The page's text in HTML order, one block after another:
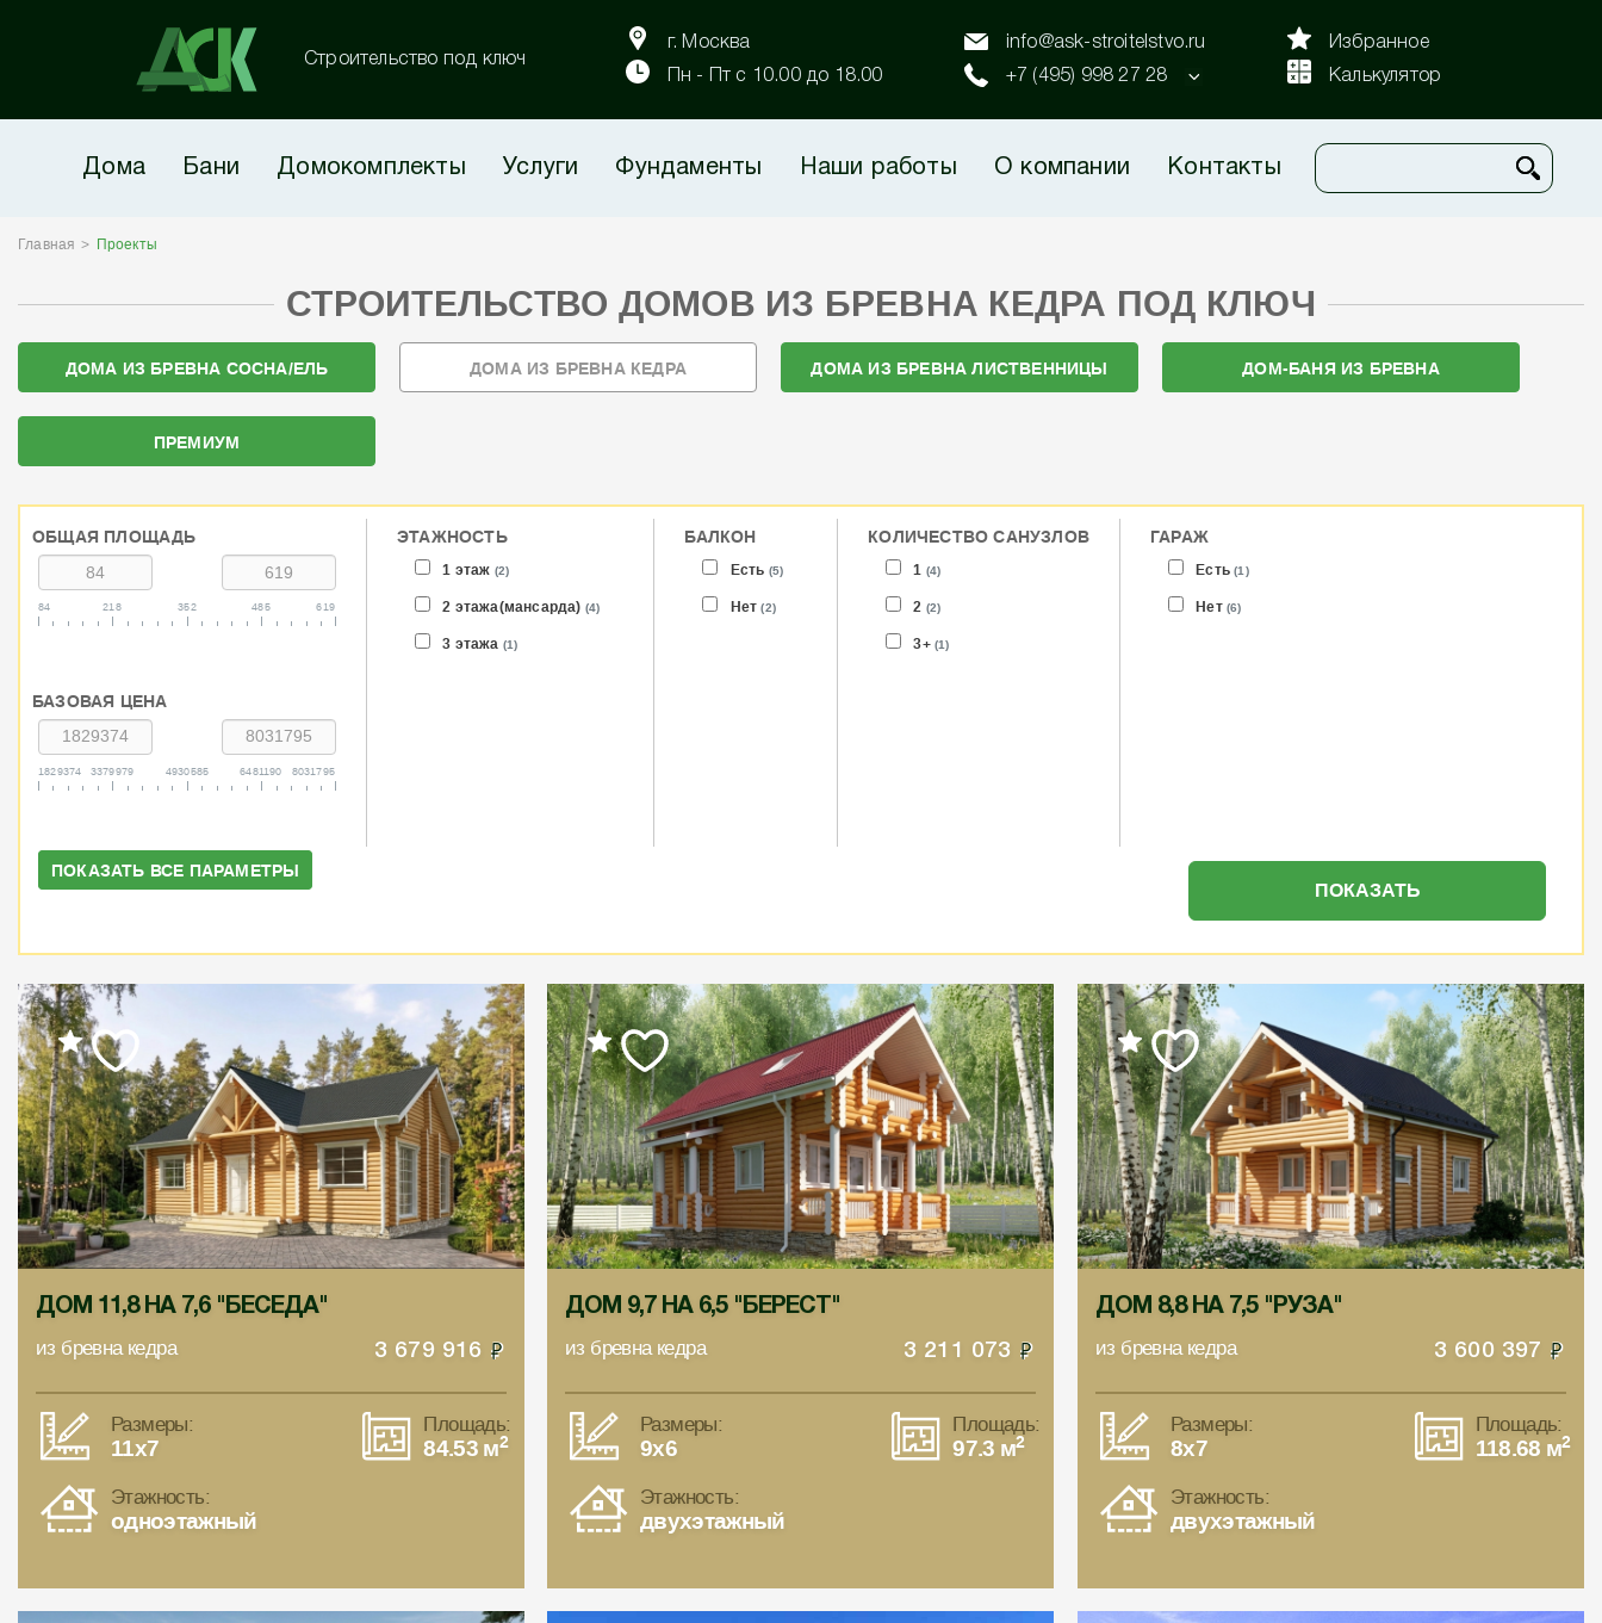
Строительство под ключ
г. Москва
Пн - Пт с 10.00 до 18.00
info@ask-stroitelstvo.ru
+7 (495) 998 27 28
Избранное
Калькулятор
Дома Бани Домокомплекты Услуги Фундаменты Наши работы О компании Контакты
Главная Проекты
СТРОИТЕЛЬСТВО ДОМОВ ИЗ БРЕВНА КЕДРА ПОД КЛЮЧ
ДОМА ИЗ БРЕВНА СОСНА/ЕЛЬ ДОМА ИЗ БРЕВНА КЕДРА ДОМА ИЗ БРЕВНА ЛИСТВЕННИЦЫ ДОМ-БАНЯ ИЗ БРЕВНА
ПРЕМИУМ
ОБЩАЯ ПЛОЩАДЬ
84 218 352 485 619
БАЗОВАЯ ЦЕНА
1829374 3379979 4930585 6481190 8031795
ЭТАЖНОСТЬ
1 этаж (2)
2 этажа(мансарда) (4)
3 этажа (1)
БАЛКОН
Есть (5)
Нет(2)
КОЛИЧЕСТВО САНУЗЛОВ
1 (4)
2 (2)
3+(1)
ГАРАЖ
Есть(1)
Нет(6)
ПОКАЗАТЬ ВСЕ ПАРАМЕТРЫ
ДОМ 11,8 НА 7,6 "БЕСЕДА"
из бревна кедра 3 679 916
Размеры:
11x7
Площадь:
84.53 м2
Этажность:
одноэтажный
ДОМ 9,7 НА 6,5 "БЕРЕСТ"
из бревна кедра 3 211 073
Размеры:
9x6
Площадь:
97.3 м2
Этажность:
двухэтажный
ДОМ 8,8 НА 7,5 "РУЗА"
из бревна кедра 3 600 397
Размеры:
8x7
Площадь:
118.68 м2
Этажность:
двухэтажный